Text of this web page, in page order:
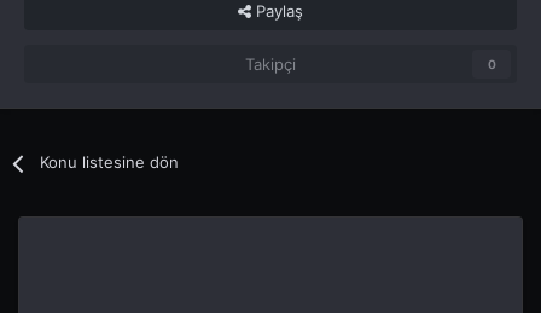
Paylaş
Takipçi 0
Konu listesine dön